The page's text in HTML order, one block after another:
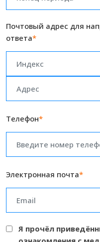
Почтовый адрес для
ответа*
Телефон*
Электронная почта*
Я прочёл